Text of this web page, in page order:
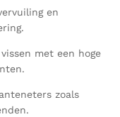
en
met een hoge
zoals